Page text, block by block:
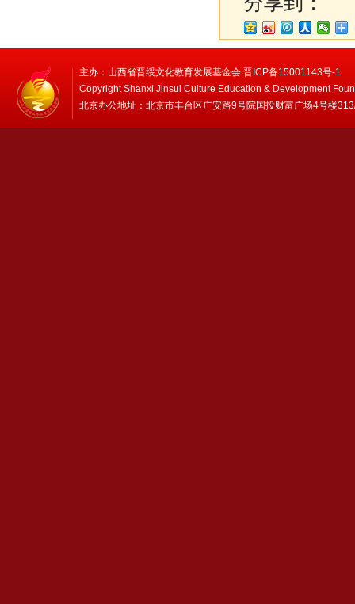
主办：山西省晋绥文化教育发展基金会 晋ICP备15001143号-1
Copyright Shanxi Jinsui Culture Education & Development
北京办公地址：北京市丰台区广安路9号院国投财富广场4号楼